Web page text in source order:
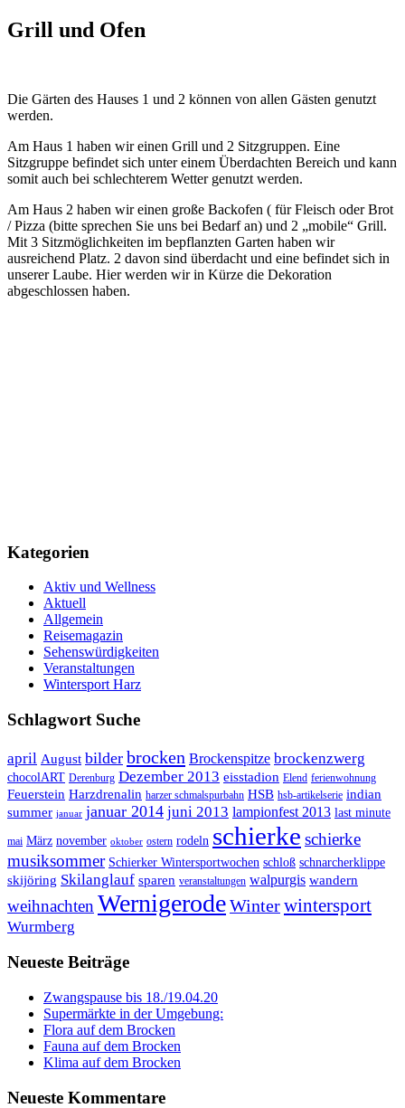
Grill und Ofen
Die Gärten des Hauses 1 und 2 können von allen Gästen genutzt
werden.
Am Haus 1 haben wir einen Grill und 2 Sitzgruppen. Eine
Sitzgruppe befindet sich unter einem Überdachten Bereich und kann
somit auch bei schlechterem Wetter genutzt werden.
Am Haus 2 haben wir einen große Backofen ( für Fleisch oder Brot
/ Pizza (bitte sprechen Sie uns bei Bedarf an) und 2 „mobile“ Grill.
Mit 3 Sitzmöglichkeiten im bepflanzten Garten haben wir
ausreichend Platz. 2 davon sind überdacht und eine befindet sich in
unserer Laube. Hier werden wir in Kürze die Dekoration
abgeschlossen haben.
Kategorien
Aktiv und Wellness
Aktuell
Allgemein
Reisemagazin
Sehenswürdigkeiten
Veranstaltungen
Wintersport Harz
Schlagwort Suche
april August bilder brocken Brockenspitze brockenzwerg
chocolART Derenburg Dezember 2013 eisstadion Elend ferienwohnung
Feuerstein Harzdrenalin harzer schmalspurbahn HSB hsb-artikelserie indian
summer januar januar 2014 juni 2013 lampionfest 2013 last minute
mai März november oktober ostern rodeln schierke schierke
musiksommer Schierker Wintersportwochen schloß schnarcherklippe
skijöring Skilanglauf sparen veranstaltungen walpurgis wandern
weihnachten WernigerodeWinterwintersport
Wurmberg
Neueste Beiträge
Zwangspause bis 18./19.04.20
Supermärkte in der Umgebung:
Flora auf dem Brocken
Fauna auf dem Brocken
Klima auf dem Brocken
Neueste Kommentare